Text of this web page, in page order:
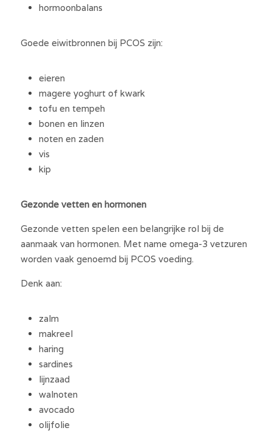
hormoonbalans
Goede eiwitbronnen bij PCOS zijn:
eieren
magere yoghurt of kwark
tofu en tempeh
bonen en linzen
noten en zaden
vis
kip
Gezonde vetten en hormonen
Gezonde vetten spelen een belangrijke rol bij de
aanmaak van hormonen. Met name omega-3 vetzuren
worden vaak genoemd bij PCOS voeding.
Denk aan:
zalm
makreel
haring
sardines
lijnzaad
walnoten
avocado
olijfolie